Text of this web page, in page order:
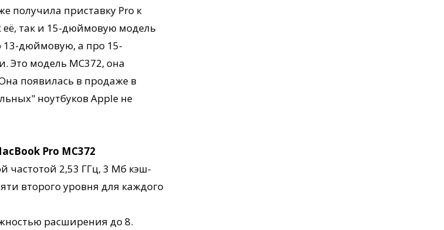
получила приставку Pro к
её, так и 15-дюймовую модель
13-дюймовую, а про 15-
Это модель MC372, она
появилась в продаже в
ноутбуков Apple не
Pro MС372
частотой 2,53 ГГц, 3 Мб кэш-
второго уровня для каждого
расширения до 8.